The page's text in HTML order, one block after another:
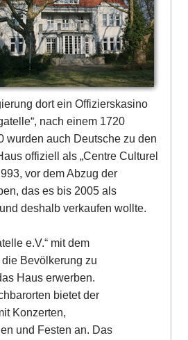
dort ein Offizierskasino
nach einem 1720
wurden auch Deutsche zu den
offiziell als „Centre Culturel
vor dem Abzug der
das es bis 2005 als
deshalb verkaufen wollte.
e.V.“ mit dem
Bevölkerung zu
Haus erwerben.
bietet der
Konzerten,
und Festen an. Das